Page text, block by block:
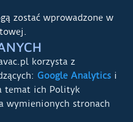
zostać wprowadzone w
korzysta z
Google Analytics i
temat ich Polityk
wymienionych stronach